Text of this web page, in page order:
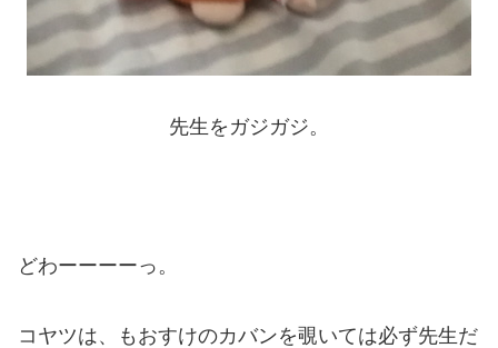
先生をガジガジ。
どわーーーーっ。
コヤツは、もおすけのカバンを覗いては必ず先生だ